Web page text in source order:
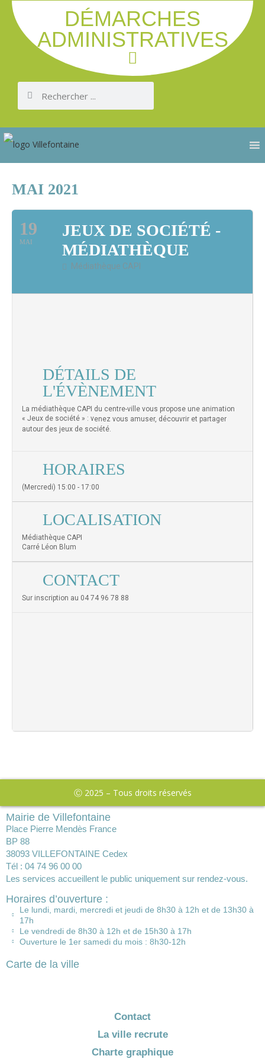
DÉMARCHES
ADMINISTRATIVES
MAI 2021
19
MAI
JEUX DE SOCIÉTÉ -
MÉDIATHÈQUE
Médiathèque CAPI
DÉTAILS DE
L'ÉVÈNEMENT
La médiathèque CAPI du centre-ville vous propose une animation
« Jeux de société » : venez vous amuser, découvrir et partager
autour des jeux de société.
HORAIRES
(Mercredi) 15:00 - 17:00
LOCALISATION
Médiathèque CAPI
Carré Léon Blum
CONTACT
Sur inscription au 04 74 96 78 88
Ⓒ 2025 – Tous droits réservés
Mairie de Villefontaine
Place Pierre Mendès France
BP 88
38093 VILLEFONTAINE Cedex
Tél : 04 74 96 00 00
Les services accueillent le public uniquement sur rendez-vous.
Horaires d’ouverture :
Le lundi, mardi, mercredi et jeudi de 8h30 à 12h et de 13h30 à
17h
Le vendredi de 8h30 à 12h et de 15h30 à 17h
Ouverture le 1er samedi du mois : 8h30-12h
Carte de la ville
Contact
La ville recrute
Charte graphique